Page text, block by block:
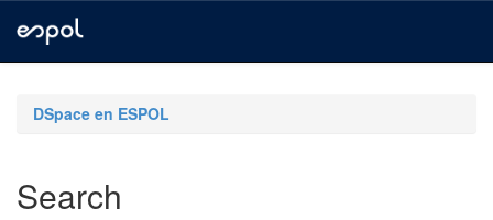
navigationDSpace en ESPOL
Search